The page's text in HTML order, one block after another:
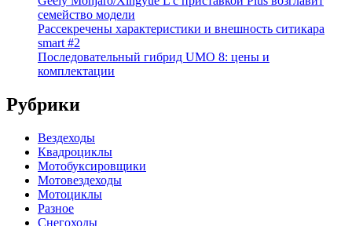
семейство модели
Рассекречены характеристики и внешность ситикара
smart #2
Последовательный гибрид UMO 8: цены и
комплектации
Рубрики
Вездеходы
Квадроциклы
Мотобуксировщики
Мотовездеходы
Мотоциклы
Разное
Снегоходы